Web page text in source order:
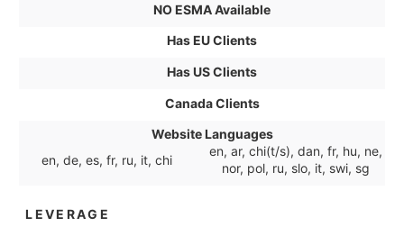
NO ESMA Available
Has EU Clients
Has US Clients
Canada Clients
Website Languages
en, de, es, fr, ru, it, chi
en, ar, chi(t/s), dan, fr, hu, ne,
nor, pol, ru, slo, it, swi, sg
LEVERAGE